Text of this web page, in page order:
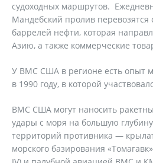
судоходных маршрутов.
Мандебский пролив перевозятся
баррелей нефти, которая
Азию, а также коммерческие
У ВМС США в регионе есть опыт
в 1990 году, в которой
ВМС США могут наносить
удары с моря на большую
территорий противника —
морского базирования